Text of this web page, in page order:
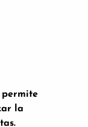
permite
la